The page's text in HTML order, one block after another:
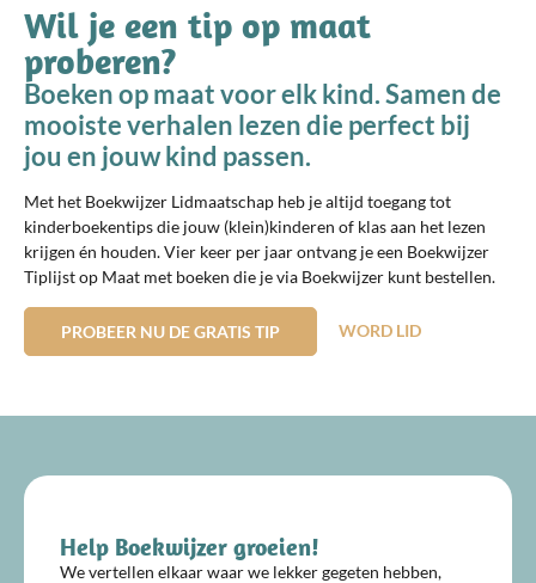
Wil je een tip op maat
proberen?
Boeken op maat voor elk kind. Samen de
mooiste verhalen lezen die perfect bij
jou en jouw kind passen.
Met het Boekwijzer Lidmaatschap heb je altijd toegang tot
kinderboekentips die jouw (klein)kinderen of klas aan het lezen
krijgen én houden. Vier keer per jaar ontvang je een Boekwijzer
Tiplijst op Maat met boeken die je via Boekwijzer kunt bestellen.
PROBEER NU DE GRATIS TIP WORD LID
Help Boekwijzer groeien!
We vertellen elkaar waar we lekker gegeten hebben,